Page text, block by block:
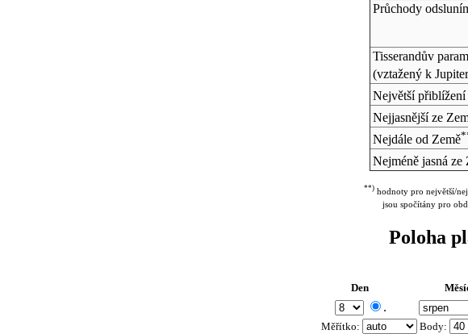
Průchody
Tisserandův
(vztažený k
Největší
Nejjasnější ze
Nejdále od Země
Nejméně jasná ze
**) hodnoty pro největší/
jsou spočítány pro
Poloha
Den
.
Měřítko: Body: